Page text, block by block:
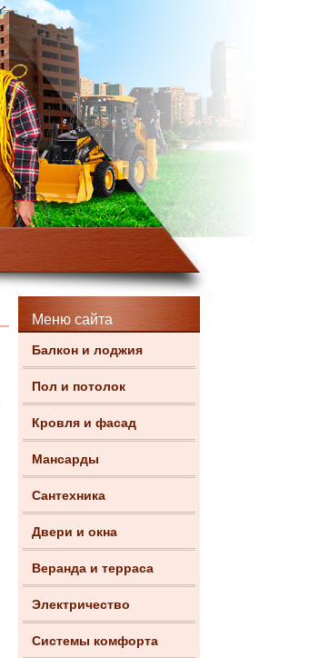
Меню сайта
Балкон и лоджия
Пол и потолок
Кровля и фасад
Мансарды
Сантехника
Двери и окна
Веранда и терраса
Электричество
Системы комфорта